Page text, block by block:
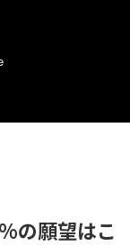
の願望はこ